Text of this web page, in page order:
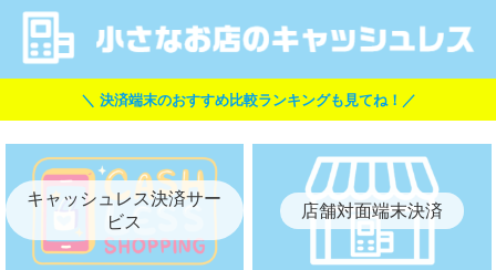
＼ 決済端末のおすすめ比較ランキングも見てね！／
キャッシュレス決済サー
ビス
店舗対面端末決済